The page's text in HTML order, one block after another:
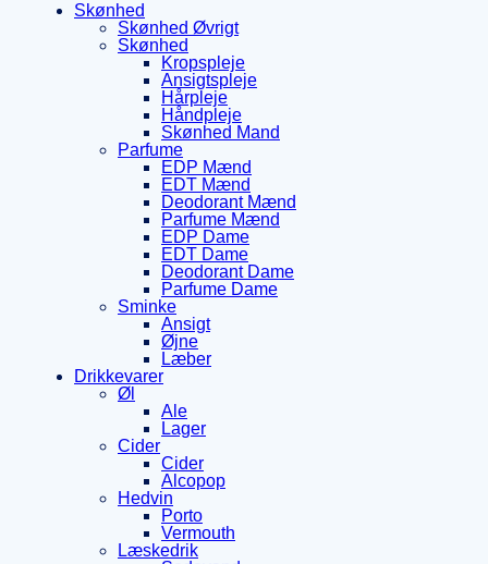
Skønhed
Skønhed Øvrigt
Skønhed
Kropspleje
Ansigtspleje
Hårpleje
Håndpleje
Skønhed Mand
Parfume
EDP Mænd
EDT Mænd
Deodorant Mænd
Parfume Mænd
EDP Dame
EDT Dame
Deodorant Dame
Parfume Dame
Sminke
Ansigt
Øjne
Læber
Drikkevarer
Øl
Ale
Lager
Cider
Cider
Alcopop
Hedvin
Porto
Vermouth
Læskedrik